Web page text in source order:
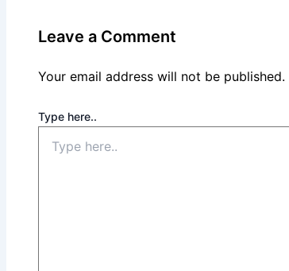
Leave a Comment
Your email address will not be published.
Type here..